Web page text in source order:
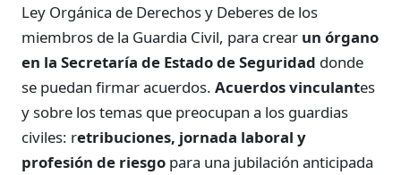
Ley Orgánica de Derechos y Deberes de los
miembros de la Guardia Civil, para crear un órgano
en la Secretaría de Estado de Seguridad donde
se puedan firmar acuerdos. Acuerdos vinculantes
y sobre los temas que preocupan a los guardias
civiles: retribuciones, jornada laboral y
profesión de riesgo para una jubilación anticipada